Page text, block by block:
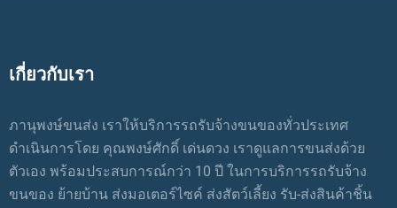
เกี่ยวกับเรา
ภานุพงษ์ขนส่ง เราให้บริการรถรับจ้างขนของทั่วประเทศ
ดำเนินการโดย คุณพงษ์ศักดิ์ เด่นดวง เราดูแลการขนส่งด้วย
ตัวเอง พร้อมประสบการณ์กว่า 10 ปี ในการบริการรถรับจ้าง
ขนของ ย้ายบ้าน ส่งมอเตอร์ไซค์ ส่งสัตว์เลี้ยง รับ-ส่งสินค้าชิ้น